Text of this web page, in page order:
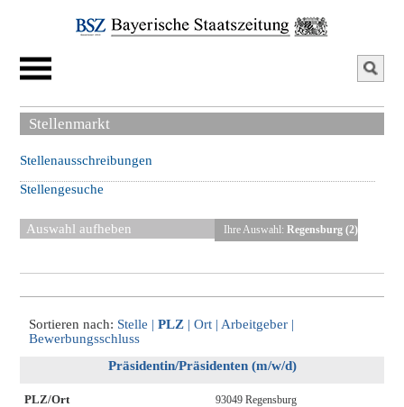
Stellenmarkt
Stellenausschreibungen
Stellengesuche
Ihre Auswahl: Regensburg (2)
Auswahl aufheben
Sortieren nach: Stelle |PLZ |Ort | Arbeitgeber |
Bewerbungsschluss
Präsidentin/Präsidenten (m/w/d)
PLZ/Ort 93049 Regensburg